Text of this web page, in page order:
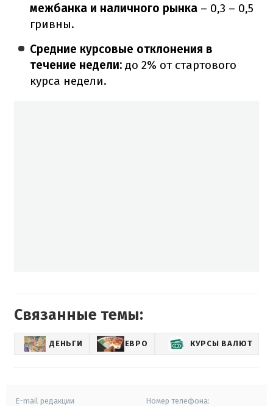
межбанка и наличного рынка – 0,3 – 0,5
гривны.
Средние курсовые отклонения в
течение недели: до 2% от стартового
курса недели.
Связанные темы:
ДЕНЬГИ ЕВРО КУРСЫ ВАЛЮТ
E-mail редакции Номер телефона: